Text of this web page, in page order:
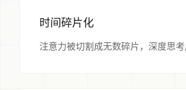
时间碎片化
注意力被切割成无数碎片，深度思